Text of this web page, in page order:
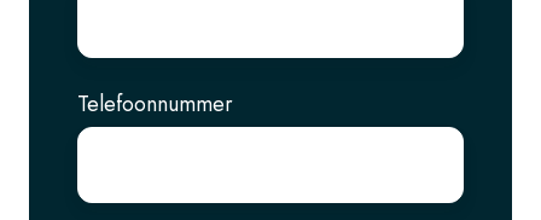
Telefoonnummer